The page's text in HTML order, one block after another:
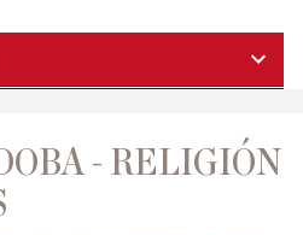
- RELIGIÓN